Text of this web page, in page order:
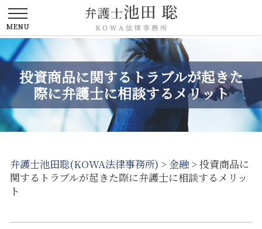
投資商品に関するトラブルが起きた
際に弁護士に相談するメリット
弁護士池田聡(KOWA法律事務所) > 金融 > 投資商品に
関するトラブルが起きた際に弁護士に相談するメリッ
ト